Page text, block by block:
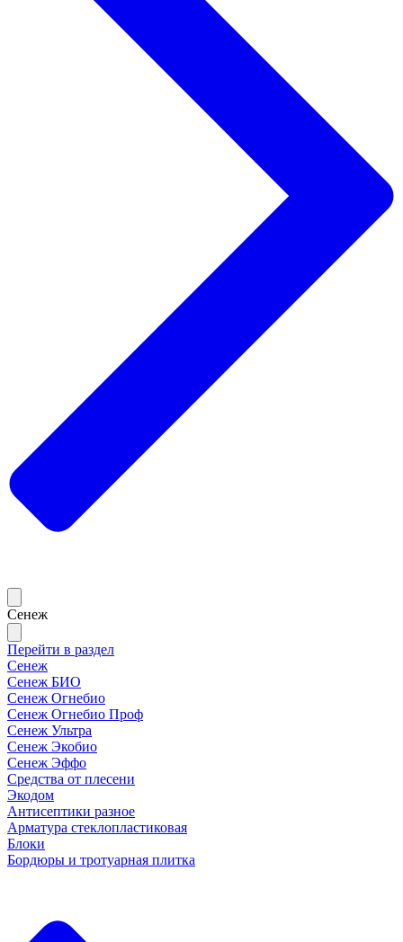
Сенеж
Перейти в раздел
Сенеж
Сенеж БИО
Сенеж Огнебио
Сенеж Огнебио Проф
Сенеж Ультра
Сенеж Экобио
Сенеж Эффо
Средства от плесени
Экодом
Антисептики разное
Арматура стеклопластиковая
Блоки
Бордюры и тротуарная плитка